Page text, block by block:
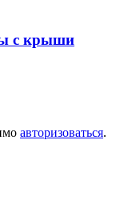
с крыши
авторизоваться.